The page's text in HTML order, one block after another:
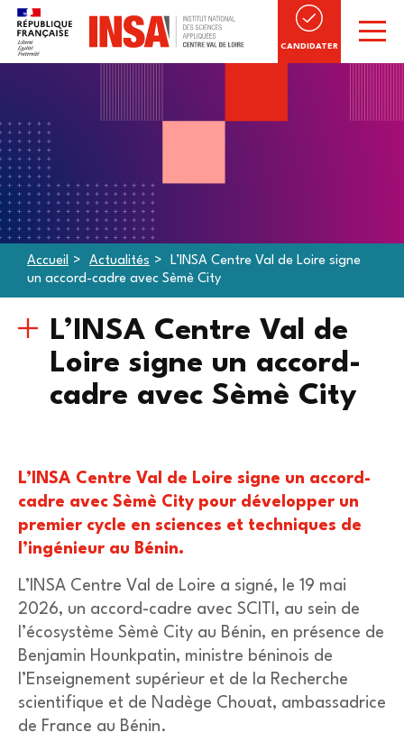
CANDIDATER
Accueil Actualités
L’INSA Centre Val de Loire signe
un accord-cadre avec Sèmè City
L’INSA Centre Val de
Loire signe un accord-
cadre avec Sèmè City
L’INSA Centre Val de Loire signe un accord-
cadre avec Sèmè City pour développer un
premier cycle en sciences et techniques de
l’ingénieur au Bénin.
L’INSA Centre Val de Loire a signé, le 19 mai
2026, un accord-cadre avec SCITI, au sein de
l’écosystème Sèmè City au Bénin, en présence de
Benjamin Hounkpatin, ministre béninois de
l’Enseignement supérieur et de la Recherche
scientifique et de Nadège Chouat, ambassadrice
de France au Bénin.